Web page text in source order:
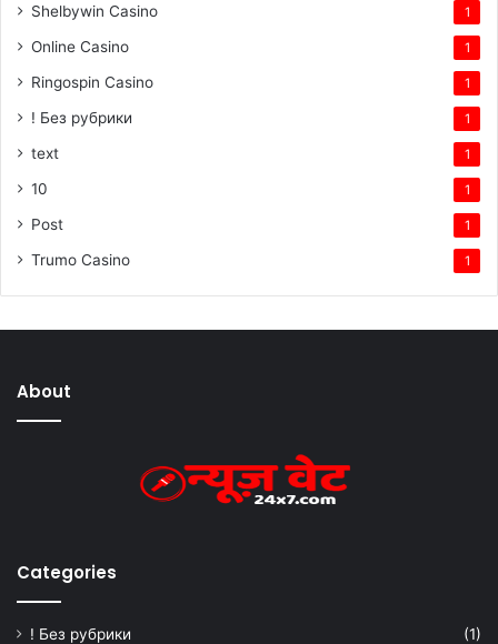
Shelbywin Casino 1
Online Casino 1
Ringospin Casino 1
! Без рубрики 1
text 1
10 1
Post 1
Trumo Casino 1
About
Categories
! Без рубрики
(1)